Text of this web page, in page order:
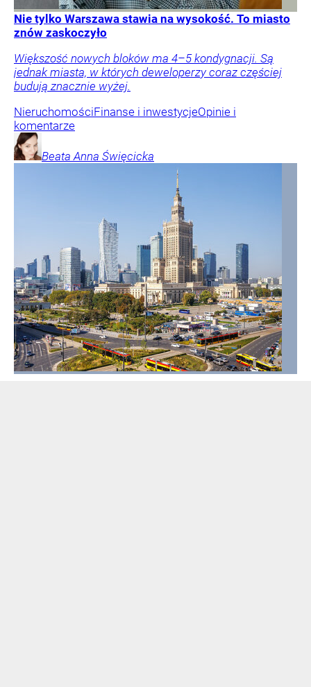
Nie tylko Warszawa stawia na wysokość. To miasto
znów zaskoczyło
Większość nowych bloków ma 4–5 kondygnacji. Są
jednak miasta, w których deweloperzy coraz częściej
budują znacznie wyżej.
NieruchomościFinanse i inwestycjeOpinie i
komentarze
Beata Anna Święcicka